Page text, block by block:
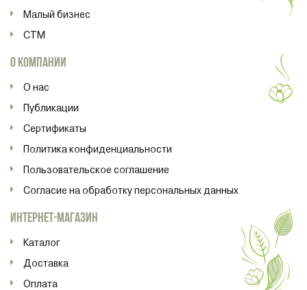
Малый бизнес
СТМ
О КОМПАНИИ
О нас
Публикации
Сертификаты
Политика конфиденциальности
Пользовательское соглашение
Согласие на обработку персональных данных
ИНТЕРНЕТ-МАГАЗИН
Каталог
Доставка
Оплата